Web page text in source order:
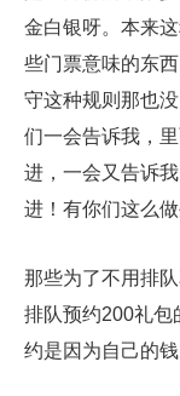
金白银呀。本来
些门票意味的东
守这种规则那也
们一会告诉我，
进，一会又告诉
进！有你们这么
那些为了不用排
排队预约200礼包
约是因为自己的